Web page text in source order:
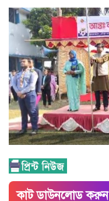
কাট ডাউনলোড করুন